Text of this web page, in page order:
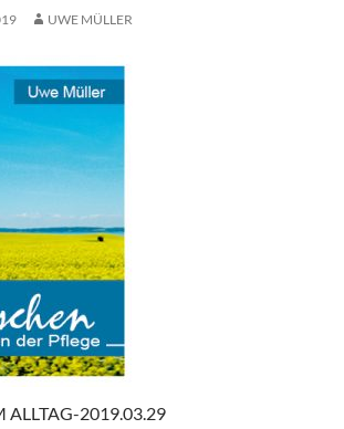
UWE MÜLLER
ALLTAG-2019.03.29